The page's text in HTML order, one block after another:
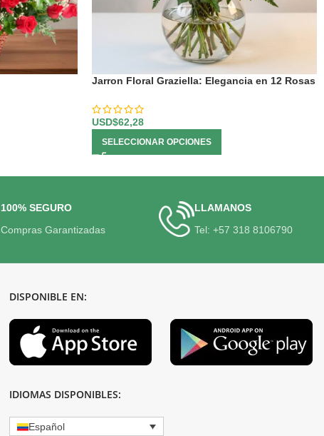
Jarron Floral Graziella: Elegancia en 12 Rosas
USD$62,28
SELECCIONAR OPCIONES
100% SEGURO
Compras Garantizadas
LLAMANOS
Tel: +57 318 8106790
DISPONIBLE EN:
IDIOMAS DISPONIBLES:
Español